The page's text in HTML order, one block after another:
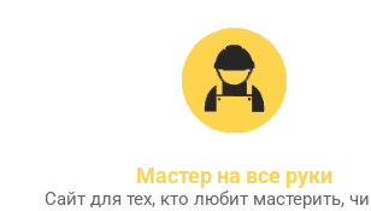
Мастер на все руки
Сайт для тех, кто любит мастерить,